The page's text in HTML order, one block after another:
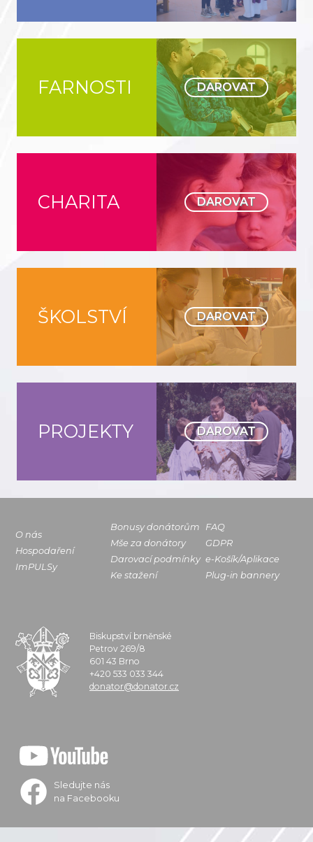
FARNOSTI DAROVAT
CHARITA DAROVAT
ŠKOLSTVÍ DAROVAT
PROJEKTY DAROVAT
Biskupství brněnské
Petrov 269/8
601 43 Brno
+420 533 033 344
donator@donator.cz
O nás
Hospodaření
ImPULSy
Bonusy donátorům
Mše za donátory
Darovací podmínky
Ke stažení
FAQ
GDPR
e-Košík/Aplikace
Plug-in bannery
Sledujte nás
na Facebooku